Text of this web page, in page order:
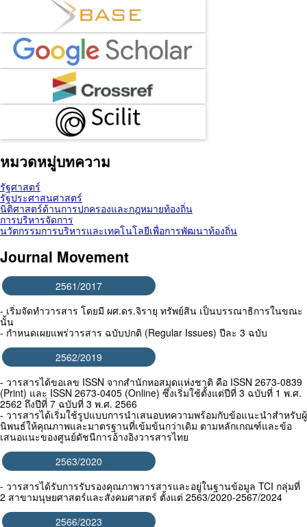
หมวดหมู่บทความ
รัฐศาสตร์
รัฐประศาสนศาสตร์
นิติศาสตร์ด้านการปกครองและกฎหมายท้องถิ่น
การบริหารจัดการ
นวัตกรรมการบริหารและเทคโนโลยีเพื่อการพัฒนาท้องถิ่น
Journal Movement
2561/2017
- เริ่มจัดทำวารสาร โดยมี ผศ.ดร.จิรายุ ทรัพย์สิน เป็นบรรณาธิการในขณะ
นั้น
- กำหนดเผยแพร่วารสาร ฉบับปกติ (Regular Issues) ปีละ 3 ฉบับ
2562/2019
- วารสารได้ขอเลข ISSN จากสำนักหอสมุดแห่งชาติ คือ ISSN 2673-0839
(Print) และ ISSN 2673-0405 (Online) ซึ่งเริ่มใช้ตั้งแต่ปีที่ 3 ฉบับที่ 1 พ.ศ.
2562 ถึงปีที่ 7 ฉบับที่ 3 พ.ศ. 2566
- วารสารได้เริ่มใช้รูปแบบการนำเสนอบทความพร้อมกับข้อแนะนำสำหรับผู้
นิพนธ์ให้คุณภาพและมาตรฐานที่เข้มข้นกว่าเดิม ตามหลักเกณฑ์และข้อ
เสนอแนะของศูนย์ดัชนีการอ้างอิงวารสารไทย
2563/2020
- วารสารได้รับการรับรองคุณภาพวารสารและอยู่ในฐานข้อมูล TCI กลุ่มที่
2 สาขามนุษยศาสตร์และสังคมศาสตร์ ตั้งแต่ 2563/2020-2567/2024
2566/2023